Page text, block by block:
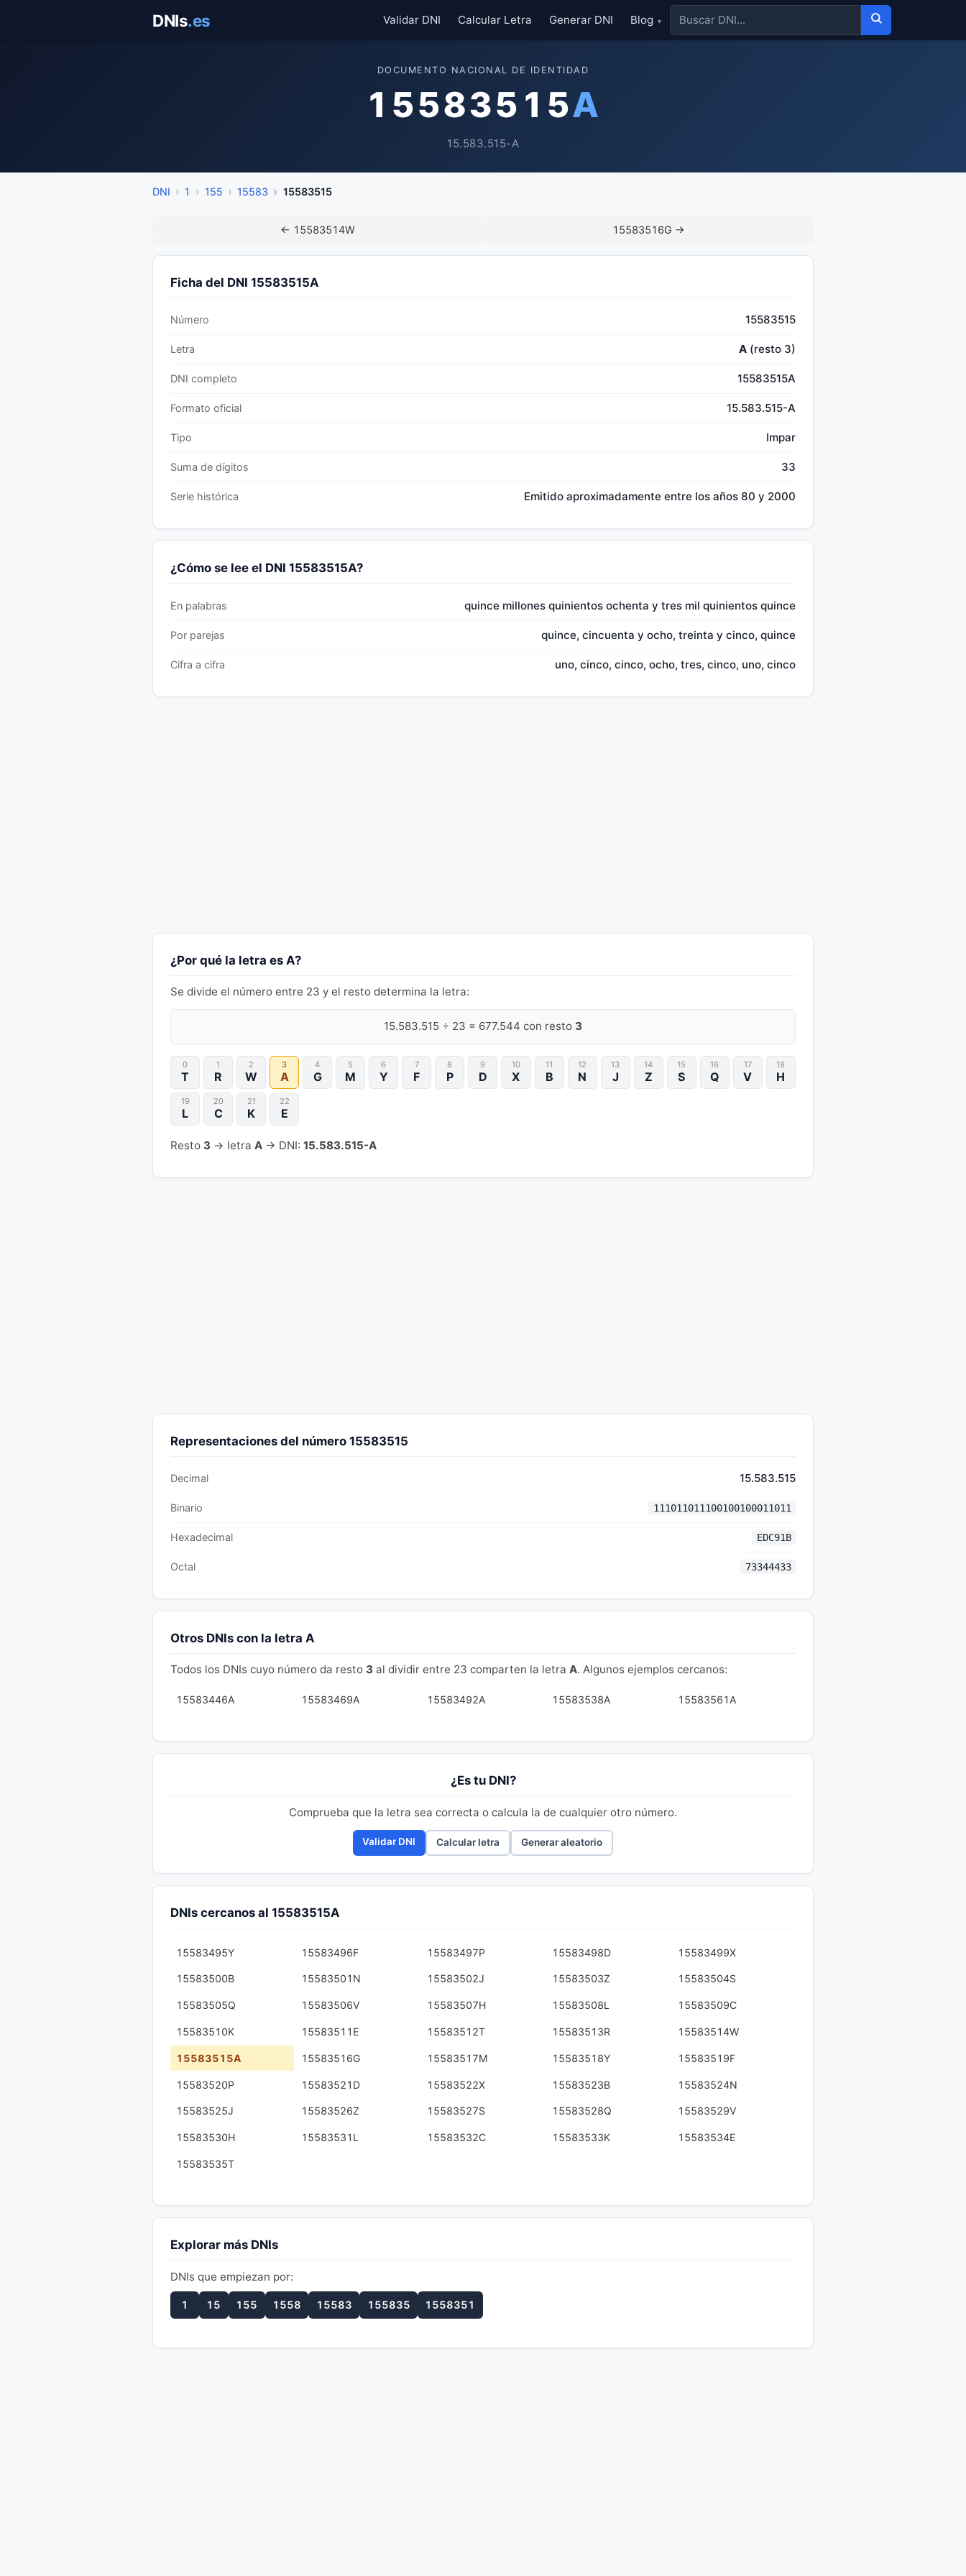
DNIs.es Validar DNI Calcular Letra Generar DNI Blog ▾
DOCUMENTO NACIONAL DE IDENTIDAD
15583515A
15.583.515-A
DNI 1 155 15583 15583515
← 15583514W 15583516G →
Ficha del DNI 15583515A
Número 15583515
Letra A (resto 3)
DNI completo 15583515A
Formato oficial 15.583.515-A
Tipo Impar
Suma de dígitos 33
Serie histórica Emitido aproximadamente entre los años 80 y 2000
¿Cómo se lee el DNI 15583515A?
En palabras quince millones quinientos ochenta y tres mil quinientos quince
Por parejas quince, cincuenta y ocho, treinta y cinco, quince
Cifra a cifra uno, cinco, cinco, ocho, tres, cinco, uno, cinco
¿Por qué la letra es A?
Se divide el número entre 23 y el resto determina la letra:
15.583.515 ÷ 23 = 677.544 con resto 3
0
T
1
R
2
W
3
A
4
G
5
M
6
Y
7
F
8
P
9
D
10
X
11
B
12
N
13
J
14
Z
15
S
16
Q
17
V
18
H
19
L
20
C
21
K
22
E
Resto 3 → letra A → DNI: 15.583.515-A
Representaciones del número 15583515
Decimal 15.583.515
Binario 111011011100100100011011
Hexadecimal EDC91B
Octal 73344433
Otros DNIs con la letra A
Todos los DNIs cuyo número da resto 3 al dividir entre 23 comparten la letra A. Algunos ejemplos cercanos:
15583446A 15583469A 15583492A 15583538A 15583561A
¿Es tu DNI?
Comprueba que la letra sea correcta o calcula la de cualquier otro número.
Validar DNI Calcular letra Generar aleatorio
DNIs cercanos al 15583515A
15583495Y 15583496F 15583497P 15583498D 15583499X
15583500B 15583501N 15583502J 15583503Z 15583504S
15583505Q 15583506V 15583507H 15583508L 15583509C
15583510K 15583511E 15583512T 15583513R 15583514W
15583515A 15583516G 15583517M 15583518Y 15583519F
15583520P 15583521D 15583522X 15583523B 15583524N
15583525J 15583526Z 15583527S 15583528Q 15583529V
15583530H 15583531L 15583532C 15583533K 15583534E
15583535T
Explorar más DNIs
DNIs que empiezan por:
1 15 155 1558 15583 155835 1558351